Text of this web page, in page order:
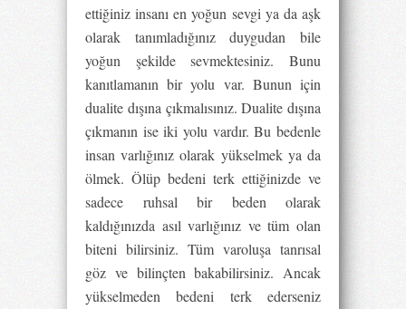
ettiğiniz insanı en yoğun sevgi ya da aşk
olarak tanımladığınız duygudan bile
yoğun şekilde sevmektesiniz. Bunu
kanıtlamanın bir yolu var. Bunun için
dualite dışına çıkmalısınız. Dualite dışına
çıkmanın ise iki yolu vardır. Bu bedenle
insan varlığınız olarak yükselmek ya da
ölmek. Ölüp bedeni terk ettiğinizde ve
sadece ruhsal bir beden olarak
kaldığınızda asıl varlığınız ve tüm olan
biteni bilirsiniz. Tüm varoluşa tanrısal
göz ve bilinçten bakabilirsiniz. Ancak
yükselmeden bedeni terk ederseniz